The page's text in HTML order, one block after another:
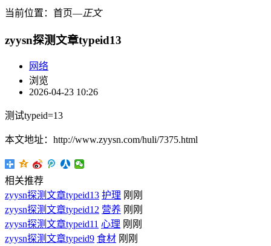
当前位置： 首页―正文
zyysn探测文章typeid13
网络
浏览
2026-04-23 10:26
测试typeid=13
本文地址：http://www.zyysn.com/huli/7375.html
相关推荐
zyysn探测文章typeid13 护理 刚刚
zyysn探测文章typeid12 营养 刚刚
zyysn探测文章typeid11 心理 刚刚
zyysn探测文章typeid9 食材 刚刚